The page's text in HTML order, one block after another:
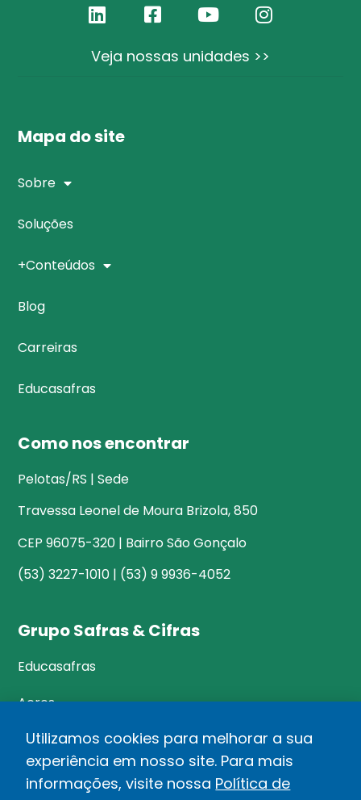
Veja nossas unidades >>
Mapa do site
Sobre
Soluções
+Conteúdos
Blog
Carreiras
Educasafras
Como nos encontrar
Pelotas/RS | Sede
Travessa Leonel de Moura Brizola, 850
CEP 96075-320 | Bairro São Gonçalo
(53) 3227-1010 | (53) 9 9936-4052
Grupo Safras & Cifras
Educasafras
Acres
©Safras&Cifras
Utilizamos cookies para melhorar a sua
experiência em nosso site. Para mais
informações, visite nossa Política de